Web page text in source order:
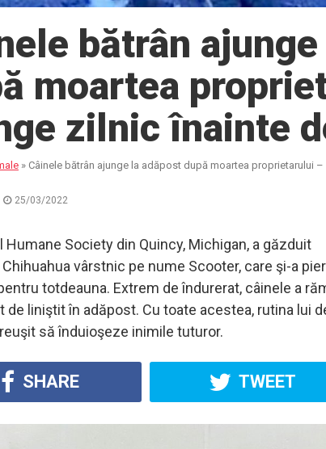
bătrân
moartea
zilnic înainte
» Câinele bătrân ajunge la adăpost după moartea proprietarului
25/03/2022
Humane Society din Quincy, Michigan, a găzduit
vârstnic pe nume Scooter, care şi-a
totdeauna. Extrem de îndurerat, câinele a
de liniştit în adăpost. Cu toate acestea, rutina lui
să înduioşeze inimile tuturor.
SHARE TWEET